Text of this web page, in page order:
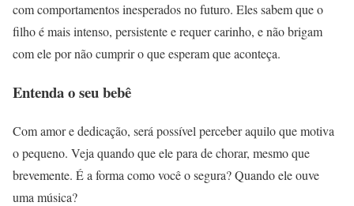
com comportamentos inesperados no futuro. Eles sabem que o
filho é mais intenso, persistente e requer carinho, e não brigam
com ele por não cumprir o que esperam que aconteça.
Entenda o seu bebê
Com amor e dedicação, será possível perceber aquilo que motiva
o pequeno. Veja quando que ele para de chorar, mesmo que
brevemente. É a forma como você o segura? Quando ele ouve
uma música?